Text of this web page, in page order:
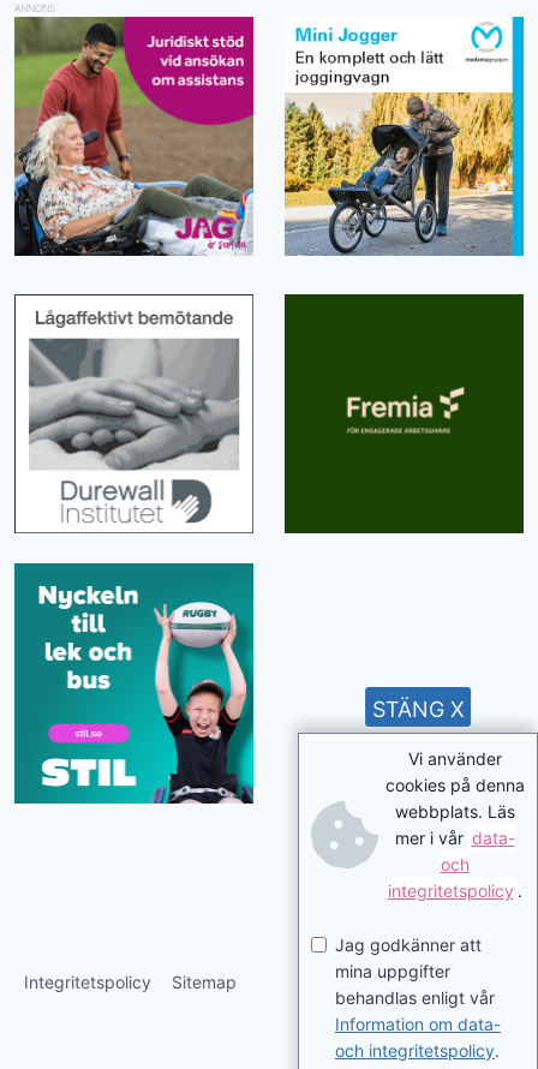
ANNONS
Integritetspolicy Sitemap
Vi använder
cookies på denna
webbplats. Läs
mer i vår data-
och
integritetspolicy .
Jag godkänner att
mina uppgifter
behandlas enligt vår
Information om data-
och integritetspolicy.
STÄNG X